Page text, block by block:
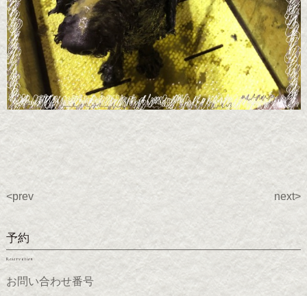
<prev next>
予約
Reservation
お問い合わせ番号